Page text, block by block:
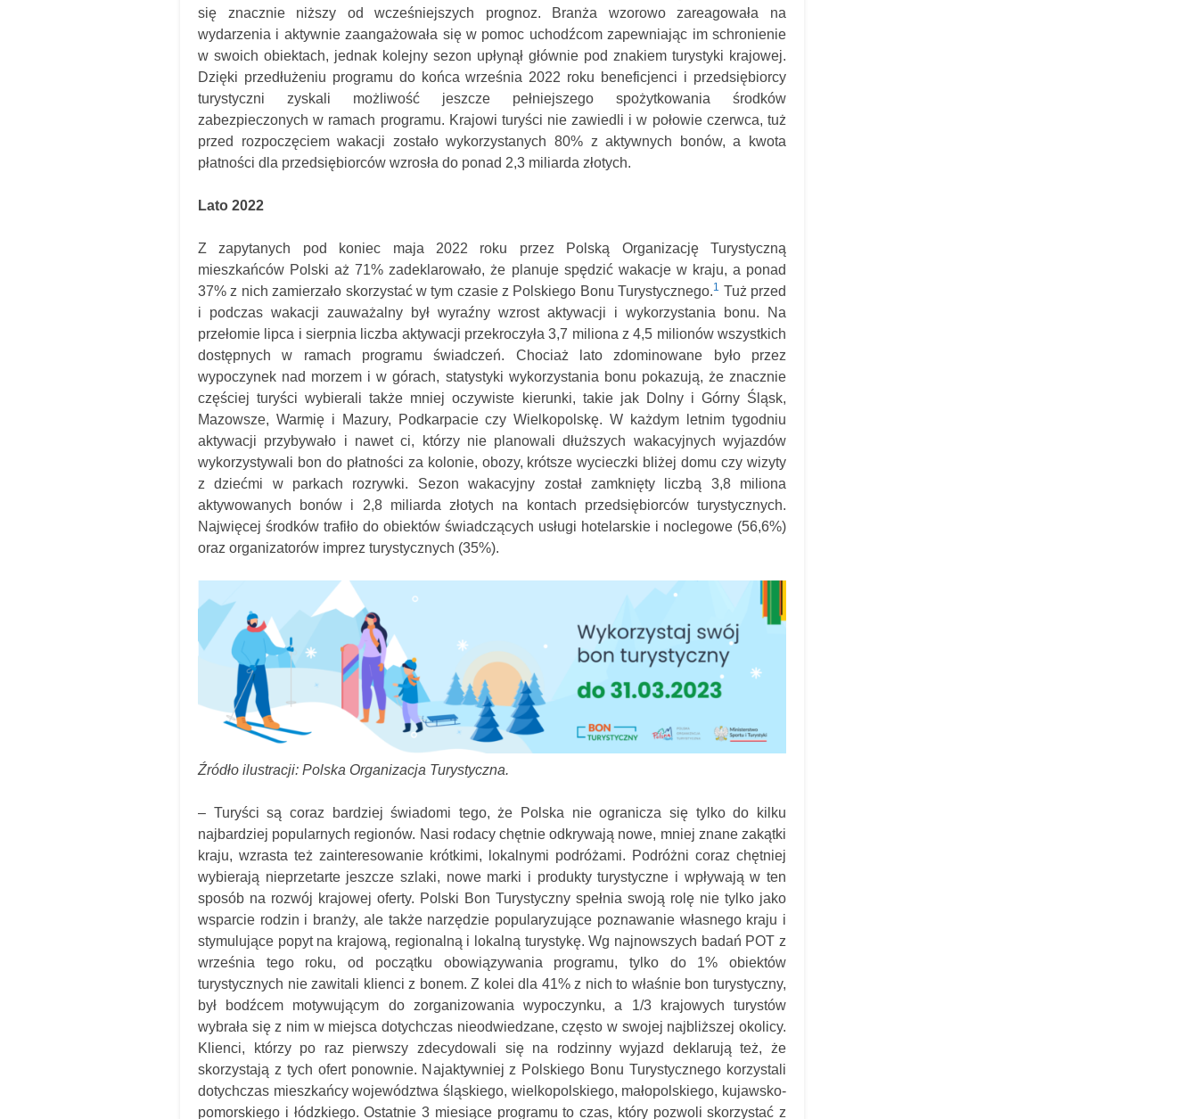
się znacznie niższy od wcześniejszych prognoz. Branża wzorowo zareagowała na
wydarzenia i aktywnie zaangażowała się w pomoc uchodźcom zapewniając im schronienie
w swoich obiektach, jednak kolejny sezon upłynął głównie pod znakiem turystyki krajowej.
Dzięki przedłużeniu programu do końca września 2022 roku beneficjenci i przedsiębiorcy
turystyczni zyskali możliwość jeszcze pełniejszego spożytkowania środków
zabezpieczonych w ramach programu. Krajowi turyści nie zawiedli i w połowie czerwca, tuż
przed rozpoczęciem wakacji zostało wykorzystanych 80% z aktywnych bonów, a kwota
płatności dla przedsiębiorców wzrosła do ponad 2,3 miliarda złotych.
Lato 2022
Z zapytanych pod koniec maja 2022 roku przez Polską Organizację Turystyczną
mieszkańców Polski aż 71% zadeklarowało, że planuje spędzić wakacje w kraju, a ponad
37% z nich zamierzało skorzystać w tym czasie z Polskiego Bonu Turystycznego.1 Tuż przed
i podczas wakacji zauważalny był wyraźny wzrost aktywacji i wykorzystania bonu. Na
przełomie lipca i sierpnia liczba aktywacji przekroczyła 3,7 miliona z 4,5 milionów wszystkich
dostępnych w ramach programu świadczeń. Chociaż lato zdominowane było przez
wypoczynek nad morzem i w górach, statystyki wykorzystania bonu pokazują, że znacznie
częściej turyści wybierali także mniej oczywiste kierunki, takie jak Dolny i Górny Śląsk,
Mazowsze, Warmię i Mazury, Podkarpacie czy Wielkopolskę. W każdym letnim tygodniu
aktywacji przybywało i nawet ci, którzy nie planowali dłuższych wakacyjnych wyjazdów
wykorzystywali bon do płatności za kolonie, obozy, krótsze wycieczki bliżej domu czy wizyty
z dziećmi w parkach rozrywki. Sezon wakacyjny został zamknięty liczbą 3,8 miliona
aktywowanych bonów i 2,8 miliarda złotych na kontach przedsiębiorców turystycznych.
Najwięcej środków trafiło do obiektów świadczących usługi hotelarskie i noclegowe (56,6%)
oraz organizatorów imprez turystycznych (35%).
Źródło ilustracji: Polska Organizacja Turystyczna.
– Turyści są coraz bardziej świadomi tego, że Polska nie ogranicza się tylko do kilku
najbardziej popularnych regionów. Nasi rodacy chętnie odkrywają nowe, mniej znane zakątki
kraju, wzrasta też zainteresowanie krótkimi, lokalnymi podróżami. Podróżni coraz chętniej
wybierają nieprzetarte jeszcze szlaki, nowe marki i produkty turystyczne i wpływają w ten
sposób na rozwój krajowej oferty. Polski Bon Turystyczny spełnia swoją rolę nie tylko jako
wsparcie rodzin i branży, ale także narzędzie popularyzujące poznawanie własnego kraju i
stymulujące popyt na krajową, regionalną i lokalną turystykę. Wg najnowszych badań POT z
września tego roku, od początku obowiązywania programu, tylko do 1% obiektów
turystycznych nie zawitali klienci z bonem. Z kolei dla 41% z nich to właśnie bon turystyczny,
był bodźcem motywującym do zorganizowania wypoczynku, a 1/3 krajowych turystów
wybrała się z nim w miejsca dotychczas nieodwiedzane, często w swojej najbliższej okolicy.
Klienci, którzy po raz pierwszy zdecydowali się na rodzinny wyjazd deklarują też, że
skorzystają z tych ofert ponownie. Najaktywniej z Polskiego Bonu Turystycznego korzystali
dotychczas mieszkańcy województwa śląskiego, wielkopolskiego, małopolskiego, kujawsko-
pomorskiego i łódzkiego. Ostatnie 3 miesiące programu to czas, który pozwoli skorzystać z